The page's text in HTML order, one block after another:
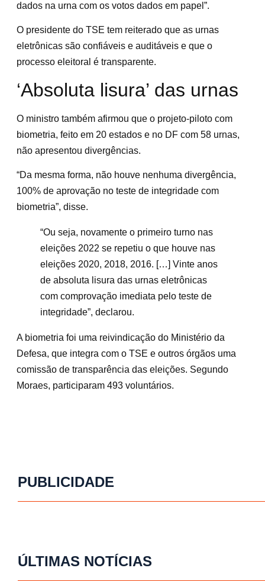
dados na urna com os votos dados em papel”.
O presidente do TSE tem reiterado que as urnas
eletrônicas são confiáveis e auditáveis e que o
processo eleitoral é transparente.
‘Absoluta lisura’ das urnas
O ministro também afirmou que o projeto-piloto com
biometria, feito em 20 estados e no DF com 58 urnas,
não apresentou divergências.
“Da mesma forma, não houve nenhuma divergência,
100% de aprovação no teste de integridade com
biometria”, disse.
“Ou seja, novamente o primeiro turno nas
eleições 2022 se repetiu o que houve nas
eleições 2020, 2018, 2016. […] Vinte anos
de absoluta lisura das urnas eletrônicas
com comprovação imediata pelo teste de
integridade”, declarou.
A biometria foi uma reivindicação do Ministério da
Defesa, que integra com o TSE e outros órgãos uma
comissão de transparência das eleições. Segundo
Moraes, participaram 493 voluntários.
PUBLICIDADE
ÚLTIMAS NOTÍCIAS